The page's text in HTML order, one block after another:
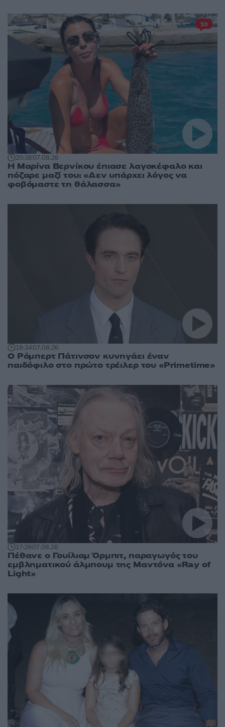
20:3807.08.26
Η Μαρίνα Βερνίκου έπιασε λαγοκέφαλο και
πόζαρε μαζί του: «Δεν υπάρχει λόγος να
φοβόμαστε τη θάλασσα»
10
18:3407.08.26
Ο Ρόμπερτ Πάτινσον κυνηγάει έναν
παιδόφιλο στο πρώτο τρέιλερ του «Primetime»
17:2907.08.26
Πέθανε ο Γουίλιαμ Όρμπιτ, παραγωγός του
εμβληματικού άλμπουμ της Μαντόνα «Ray of
Light»